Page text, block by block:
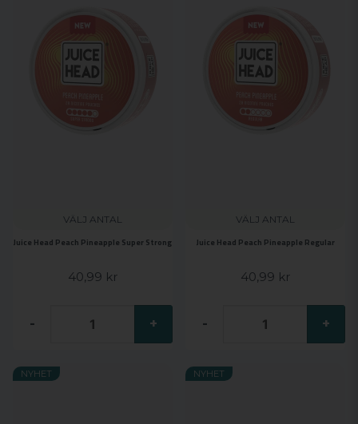
VÄLJ ANTAL
Juice Head Peach Pineapple Super Strong
40,99 kr
- +
VÄLJ ANTAL
Juice Head Peach Pineapple Regular
40,99 kr
- +
NYHET NYHET